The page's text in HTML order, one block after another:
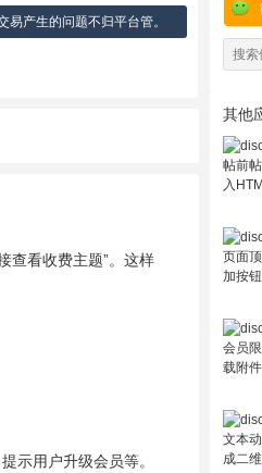
其他
产生的问题不归平台管。
查看收费主题”。这样
示用户升级会员等。